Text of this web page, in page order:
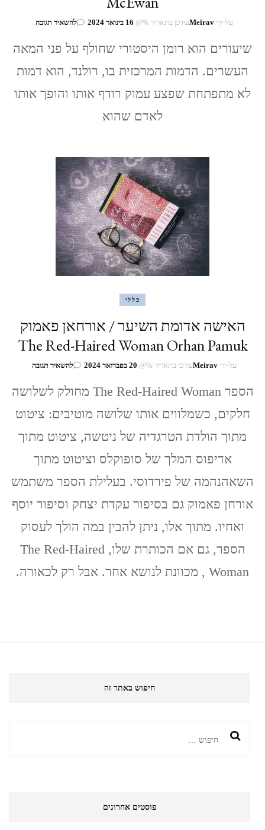
על-ידי Meiravעודכן בתאריך %@ 16 בינואר 2024 להשאיר תגובהבנושא
מקיואן
שיעורים
Lessons
שיעורים הוא רומן היסטורי שחולף על פני המאה
העשרים. הדמות המרכזית בו, רולנד, הוא דמות
לא מתפתחת שפצע עמוק רודף אותו והופך אותו
לאדם שהוא
כללי
האישה אדומת השיער / אורחאן פאמוק
The Red-Haired Woman Orhan Pamuk
על-ידי Meiravעודכן בתאריך %@ 20 בפברואר 2024 להשאיר תגובהבנושא
אדומת
/
פאמוק
Woman
Pamuk
הספר The Red-Haired Woman מחולק לשלושה
חלקים, כשמלווים אותו שלושה מוטיבים: ציטוט
מתוך הולדת הטרגדיה של ניטשה, ציטוט מתוך
אדיפוס המלך של סופוקלס וציטוט מתוך
השאהנהמה של פירדוסי. בעלילת הספר משתמש
אורחן פאמוק גם בסיפור עקדת יצחק וסיפור יוסף
ואחיו. מתוך אלו, ניתן להבין במה הולך לעסוק
הספר, גם אם הכותרת שלו, The Red-Haired
Woman , מכוונת לנושא אחר. אבל רק לכאורה.
חיפוש באתר זה
חיפוש:
פוסטים אחרונים